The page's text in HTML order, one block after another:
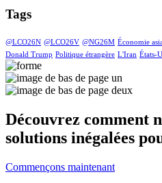
Tags
@LCO26N @LCO26V @NG26M Économie
Donald Trump Politique étrangère L'Iran États-
Découvrez comment
solutions inégalées
Commençons maintenant